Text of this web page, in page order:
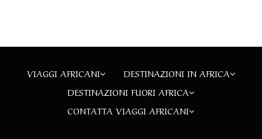
VIAGGI AFRICANI
DESTINAZIONI IN AFRICA
DESTINAZIONI FUORI AFRICA
CONTATTA VIAGGI AFRICANI